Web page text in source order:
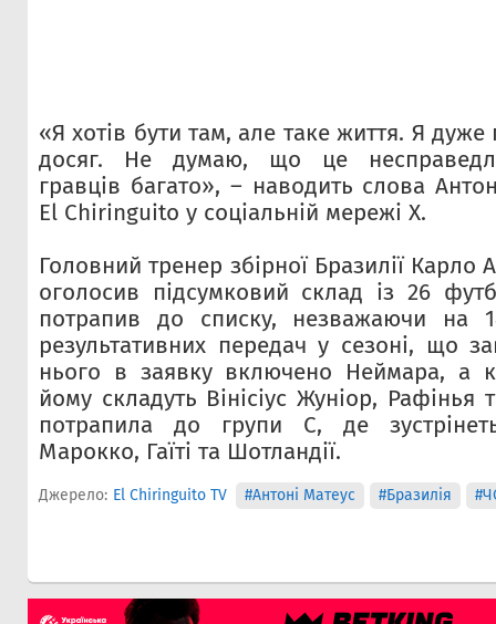
«Я хотів бути там, але таке життя. Я
досяг. Не думаю, що це
гравців багато», – наводить слова
El Chiringuito у соціальній мережі X.
Головний тренер збірної Бразилії Карло
оголосив підсумковий склад із 26
потрапив до списку, незважаючи на
результативних передач у сезоні, що
нього в заявку включено Неймара, а
йому складуть Вінісіус Жуніор, Рафінья
потрапила до групи C, де
Марокко, Гаїті та Шотландії.
Джерело: El Chiringuito TV #Антоні Матеус #Бразилія